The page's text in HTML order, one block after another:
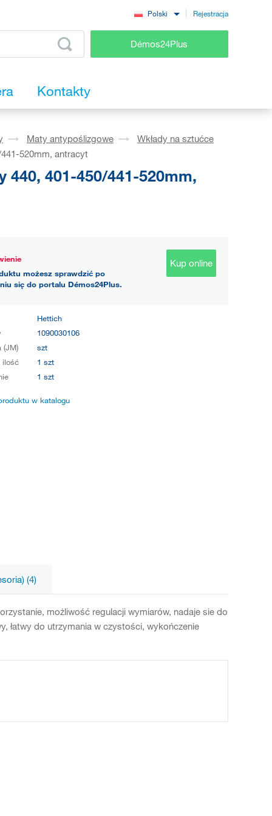
Polski Rejestracja
Démos24Plus
Kontakty
Maty antypoślizgowe
Wkłady na sztućce
441-520mm, antracyt
440, 401-450/441-520mm,
możesz sprawdzić po
się do portalu Démos24Plus.
Kup online
Hettich
1090030106
(JM)
szt
ilość
1 szt
1 szt
w katalogu
(4)
możliwość regulacji wymiarów, nadaje sie do
łatwy do utrzymania w czystości, wykończenie